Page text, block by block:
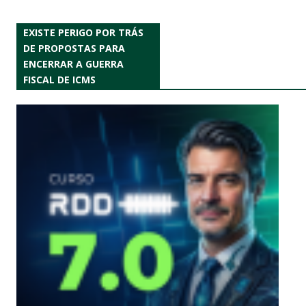
EXISTE PERIGO POR TRÁS
DE PROPOSTAS PARA
ENCERRAR A GUERRA
FISCAL DE ICMS